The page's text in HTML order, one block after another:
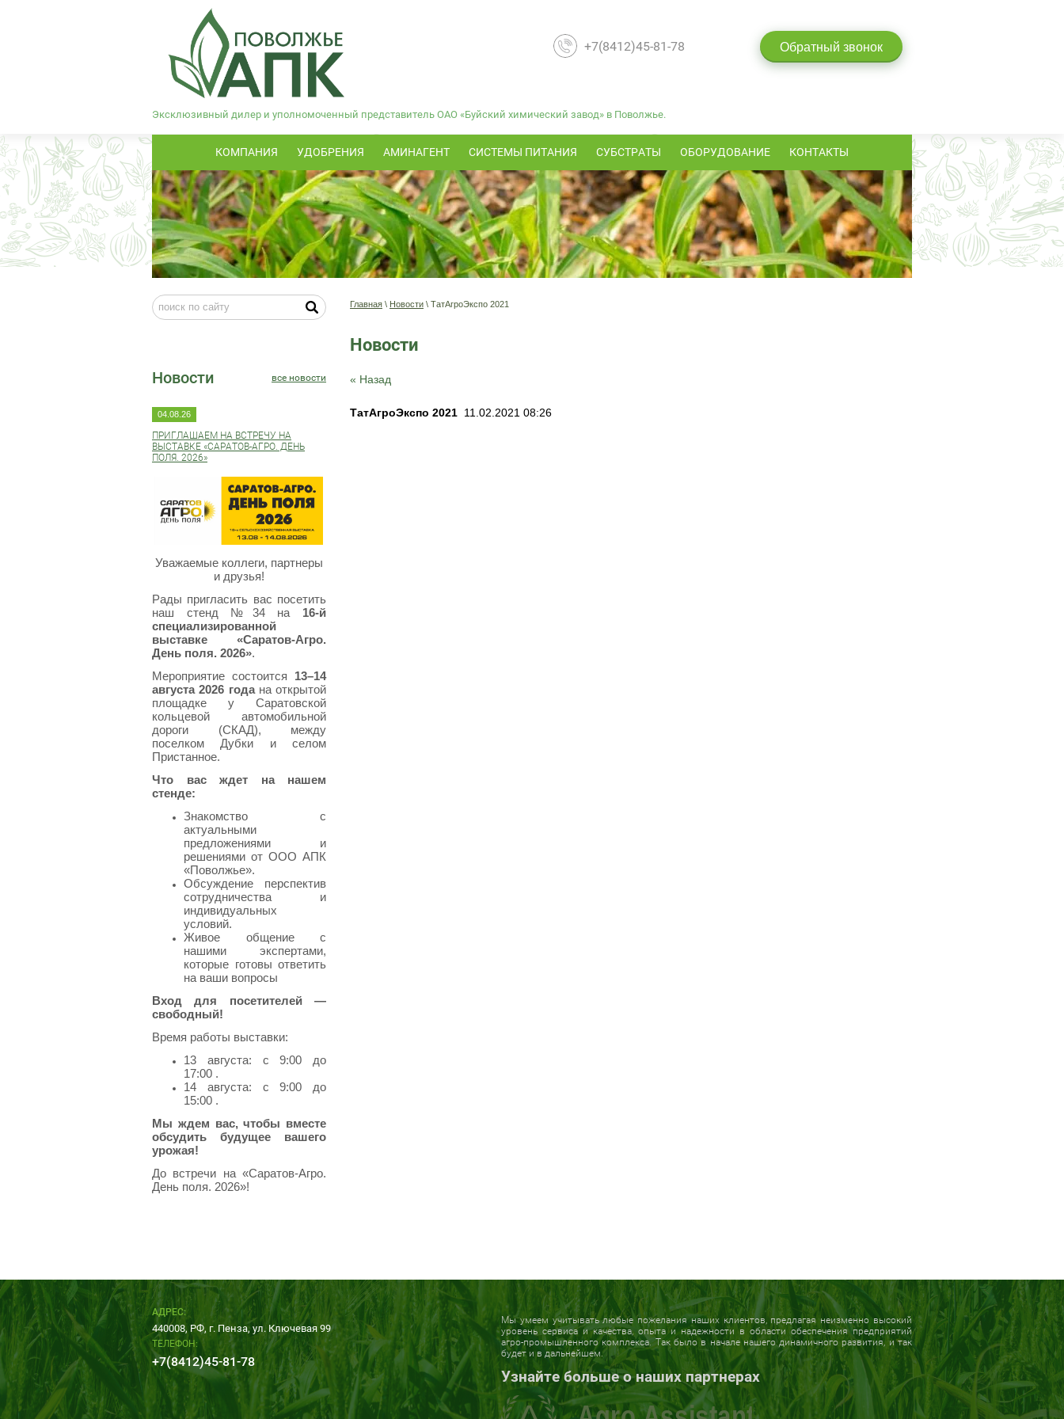
+7(8412)45-81-78 Обратный звонок
Эксклюзивный дилер и уполномоченный представитель ОАО «Буйский химический завод» в Поволжье.
КОМПАНИЯ УДОБРЕНИЯ АМИНАГЕНТ СИСТЕМЫ ПИТАНИЯ СУБСТРАТЫ ОБОРУДОВАНИЕ КОНТАКТЫ
Новости все новости
04.08.26
ПРИГЛАШАЕМ НА ВСТРЕЧУ НА
ВЫСТАВКЕ «САРАТОВ-АГРО. ДЕНЬ
ПОЛЯ. 2026»
Уважаемые коллеги, партнеры
и друзья!
Рады пригласить вас посетить
наш стенд №34 на 16-й
специализированной
выставке «Саратов-Агро.
День поля. 2026».
Мероприятие состоится 13–14
августа 2026 годана открытой
площадке у Саратовской
кольцевой автомобильной
дороги (СКАД), между
поселком Дубки и селом
Пристанное.
Что вас ждет на нашем
стенде:
Знакомство с
актуальными
предложениями и
решениями от ООО АПК
«Поволжье».
Обсуждение перспектив
сотрудничества и
индивидуальных
условий.
Живое общение с
нашими экспертами,
которые готовы ответить
на ваши вопросы
Вход для посетителей —
свободный!
Время работы выставки:
13 августа: с 9:00 до
17:00 .
14 августа: с 9:00 до
15:00 .
Мы ждем вас, чтобы вместе
обсудить будущее вашего
урожая!
До встречи на «Саратов-Агро.
День поля. 2026»!
Главная \ Новости \ ТатАгроЭкспо 2021
Новости
« Назад
ТатАгроЭкспо 2021 11.02.2021 08:26
АДРЕС:
440008, РФ, г. Пенза, ул. Ключевая 99
ТЕЛЕФОН:
+7(8412)45-81-78
Мы умеем учитывать любые пожелания наших клиентов, предлагая неизменно высокий
уровень сервиса и качества, опыта и надежности в области обеспечения предприятий
агро-промышленного комплекса. Так было в начале нашего динамичного развития, и так
будет и в дальнейшем.
Узнайте больше о наших партнерах